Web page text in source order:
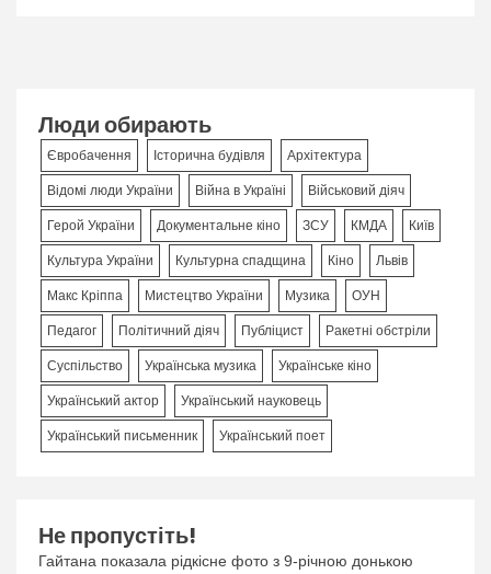
Люди обирають
Євробачення Історична будівля Архітектура
Відомі люди України Війна в Україні Військовий діяч
Герой України Документальне кіно ЗСУ КМДА Київ
Культура України Культурна спадщина Кіно Львів
Макс Кріппа Мистецтво України Музика ОУН
Педагог Політичний діяч Публіцист Ракетні обстріли
Суспільство Українська музика Українське кіно
Український актор Український науковець
Український письменник Український поет
Не пропустіть!
Гайтана показала рідкісне фото з 9-річною донькою